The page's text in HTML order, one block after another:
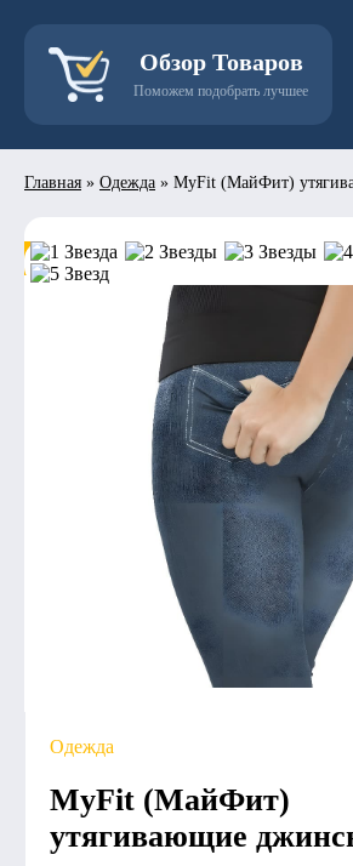
Обзор Товаров
Поможем подобрать лучшее
Главная » Одежда » MyFit (МайФит)
- 50%
Одежда
MyFit (МайФит)
утягивающие